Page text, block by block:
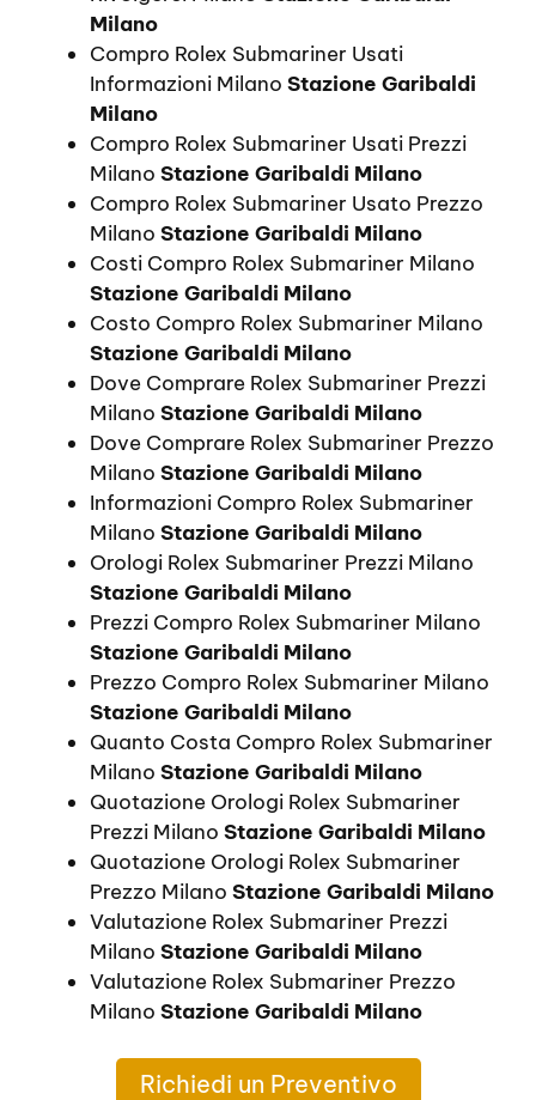
Milano
Compro Rolex Submariner Usati
Informazioni Milano Stazione Garibaldi
Milano
Compro Rolex Submariner Usati Prezzi
Milano Stazione Garibaldi Milano
Compro Rolex Submariner Usato Prezzo
Milano Stazione Garibaldi Milano
Costi Compro Rolex Submariner Milano
Stazione Garibaldi Milano
Costo Compro Rolex Submariner Milano
Stazione Garibaldi Milano
Dove Comprare Rolex Submariner Prezzi
Milano Stazione Garibaldi Milano
Dove Comprare Rolex Submariner Prezzo
Milano Stazione Garibaldi Milano
Informazioni Compro Rolex Submariner
Milano Stazione Garibaldi Milano
Orologi Rolex Submariner Prezzi Milano
Stazione Garibaldi Milano
Prezzi Compro Rolex Submariner Milano
Stazione Garibaldi Milano
Prezzo Compro Rolex Submariner Milano
Stazione Garibaldi Milano
Quanto Costa Compro Rolex Submariner
Milano Stazione Garibaldi Milano
Quotazione Orologi Rolex Submariner
Prezzi Milano Stazione Garibaldi Milano
Quotazione Orologi Rolex Submariner
Prezzo Milano Stazione Garibaldi Milano
Valutazione Rolex Submariner Prezzi
Milano Stazione Garibaldi Milano
Valutazione Rolex Submariner Prezzo
Milano Stazione Garibaldi Milano
Richiedi un Preventivo